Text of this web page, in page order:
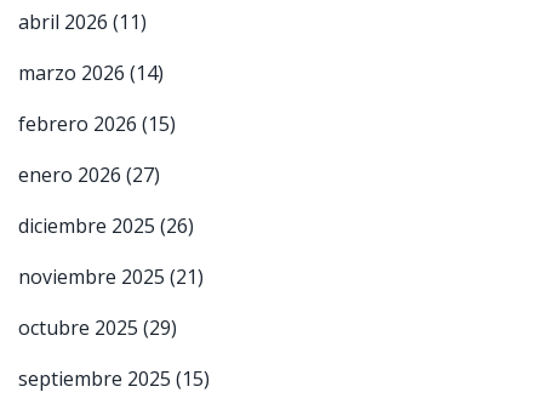
abril 2026 (11)
marzo 2026 (14)
febrero 2026 (15)
enero 2026 (27)
diciembre 2025 (26)
noviembre 2025 (21)
octubre 2025 (29)
septiembre 2025 (15)